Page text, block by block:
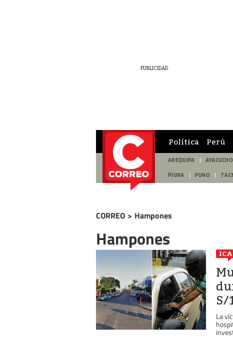
Política Perú
AREQUIPA AYACUCHO
PIURA PUNO
CORREO > Hampones
Hampones
ICA
S/
La